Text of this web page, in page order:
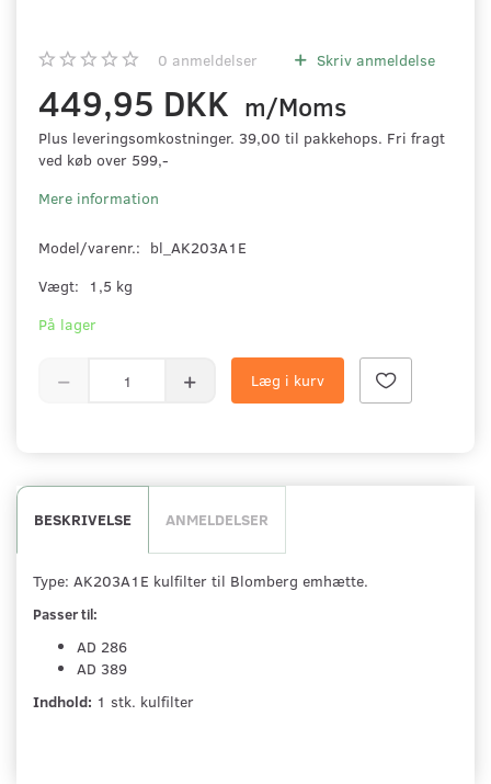
0 anmeldelser Skriv anmeldelse
449,95 DKK m/Moms
Plus leveringsomkostninger. 39,00 til pakkehops. Fri fragt
ved køb over 599,-
Mere information
Model/varenr.: bl_AK203A1E
Vægt:
1,5 kg
På lager
Læg i kurv
BESKRIVELSE ANMELDELSER
Type: AK203A1E kulfilter til Blomberg emhætte.
Passer til:
AD 286
AD 389
Indhold: 1 stk. kulfilter